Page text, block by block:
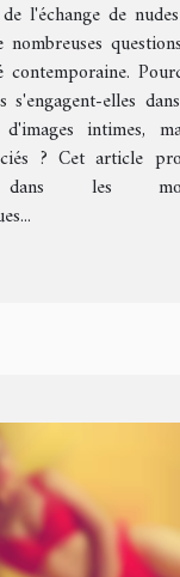
l'échange de
nombreuses
contemporaine.
s'engagent-elles
intimes,
? Cet article
les